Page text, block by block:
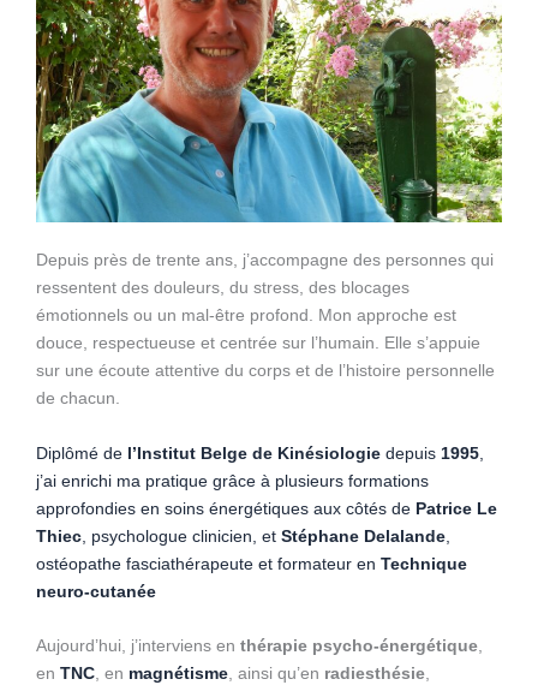
Depuis près de trente ans, j’accompagne des personnes qui
ressentent des douleurs, du stress, des blocages
émotionnels ou un mal-être profond. Mon approche est
douce, respectueuse et centrée sur l’humain. Elle s’appuie
sur une écoute attentive du corps et de l’histoire personnelle
de chacun.
Diplômé de l’Institut Belge de Kinésiologie depuis 1995
j’ai enrichi ma pratique grâce à plusieurs formations
approfondies en soins énergétiques aux côtés de Patrice Le
Thiec , psychologue clinicien, et Stéphane Delalande
ostéopathe fasciathérapeute et formateur en Technique
neuro-cutanée
Aujourd’hui, j’interviens en thérapie psycho-énergétique
en TNC , en magnétisme , ainsi qu’en radiesthésie